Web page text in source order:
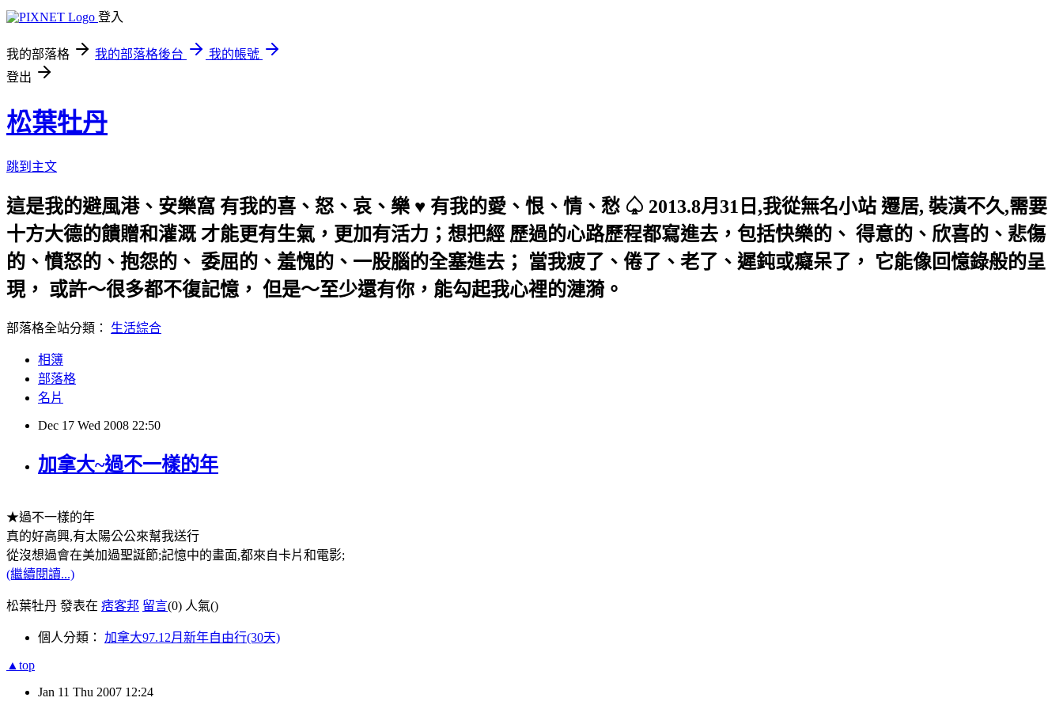
登入
我的部落格 我的部落格後台
我的帳號
登出
松葉牡丹
跳到主文
這是我的避風港、安樂窩 有我的喜、怒、哀、樂 ♥ 有我的愛、恨、情、愁 ♤ 2013.8月31日,我從無名小站 遷居, 裝潢不久,需要
十方大德的饋贈和灌溉 才能更有生氣，更加有活力；想把經 歷過的心路歷程都寫進去，包括快樂的、 得意的、欣喜的、悲傷
的、憤怒的、抱怨的、 委屈的、羞愧的、一股腦的全塞進去； 當我疲了、倦了、老了、遲鈍或癡呆了， 它能像回憶錄般的呈
現， 或許～很多都不復記憶， 但是～至少還有你，能勾起我心裡的漣漪。
部落格全站分類： 生活綜合
相簿
部落格
名片
Dec 17 Wed 2008 22:50
加拿大~過不一樣的年
★過不一樣的年
真的好高興,有太陽公公來幫我送行
從沒想過會在美加過聖誕節;記憶中的畫面,都來自卡片和電影;
(繼續閱讀...)
松葉牡丹 發表在 痞客邦 留言(0) 人氣()
個人分類： 加拿大97.12月新年自由行(30天)
▲top
Jan 11 Thu 2007 12:24